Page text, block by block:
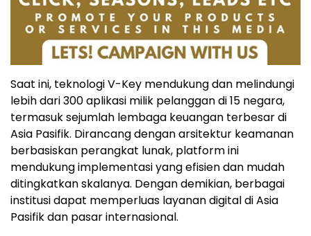
Saat ini, teknologi V-Key mendukung dan melindungi
lebih dari 300 aplikasi milik pelanggan di 15 negara,
termasuk sejumlah lembaga keuangan terbesar di
Asia Pasifik. Dirancang dengan arsitektur keamanan
berbasiskan perangkat lunak, platform ini
mendukung implementasi yang efisien dan mudah
ditingkatkan skalanya. Dengan demikian, berbagai
institusi dapat memperluas layanan digital di Asia
Pasifik dan pasar internasional.